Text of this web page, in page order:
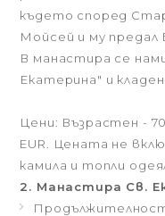
където според
Мойсей и му предал
В манастира се
Екатерина" и
Цени: Възрастен -
EUR. Цената не
камила и топли
2. Манастира Св.
Продължителност